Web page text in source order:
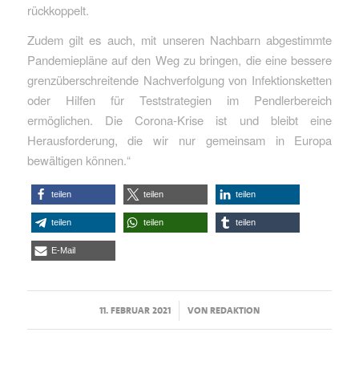
rückkoppelt.
Zudem gilt es auch, mit unseren Nachbarn abgestimmte
Pandemiepläne auf den Weg zu bringen, die eine bessere
grenzüberschreitende Nachverfolgung von Infektionsketten
oder Hilfen für Teststrategien im Pendlerbereich
ermöglichen. Die Corona-Krise ist und bleibt eine
Herausforderung, die wir nur gemeinsam in Europa
bewältigen können.“
teilen teilen teilen
teilen teilen teilen
E-Mail
11. FEBRUAR 2021
/ VONREDAKTION